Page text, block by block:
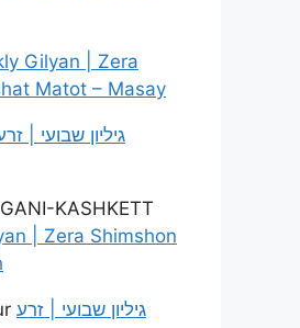
Gilyan | Zera
Matot – Masay
גיליון שבועי |
KASHKETT
| Zera Shimshon
גיליון שבועי | זרע